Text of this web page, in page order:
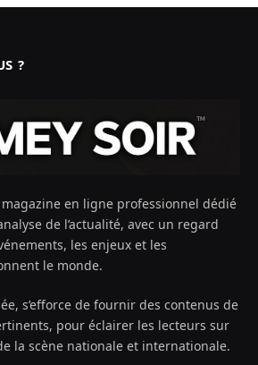
?
magazine en ligne professionnel dédié
de l’actualité, avec un regard
les enjeux et les
le monde.
s’efforce de fournir des contenus de
pour éclairer les lecteurs sur
la scène nationale et internationale.